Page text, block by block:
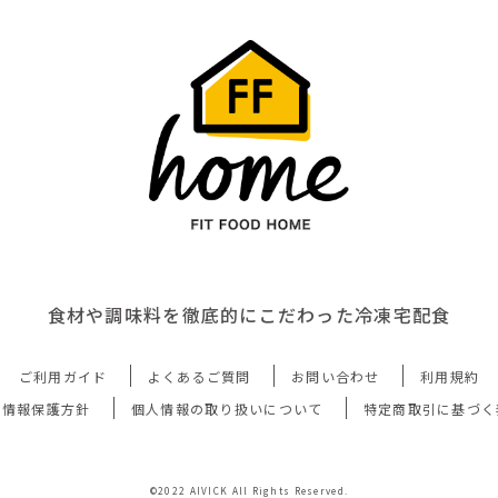
食材や調味料を徹底的にこだわった冷凍宅配食
ご利用ガイド よくあるご質問 お問い合わせ
利用規約
報保護方針
個人情報の取り扱いについて 特定商取引に基づ
©2022 AIVICK All Rights Reserved.